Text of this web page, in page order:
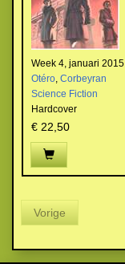
Week 4, januari 2015
Otéro, Corbeyran
Science Fiction
Hardcover
€ 22,50
Vorige